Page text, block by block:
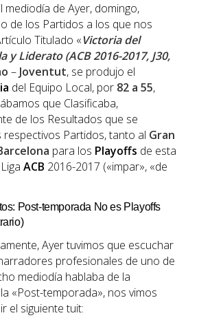
mediodía de Ayer, domingo,
de los Partidos a los que nos
Titulado «Victoria del
y Liderato (ACB 2016-2017, J30,
– Joventut, se produjo el
del Equipo Local, por 82 a 55,
que Clasificaba,
de los Resultados que se
Partidos, tanto al Gran
para los Playoffs de esta
ACB 2016-2017 («impar», «de
Post-temporada No es Playoffs
Ayer tuvimos que escuchar
profesionales de uno de
mediodía hablaba de la
«Post-temporada», nos vimos
el siguiente tuit: